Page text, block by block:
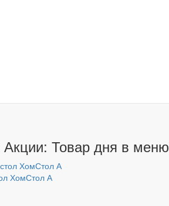
Акции: Товар дня в меню
ХомСтол А